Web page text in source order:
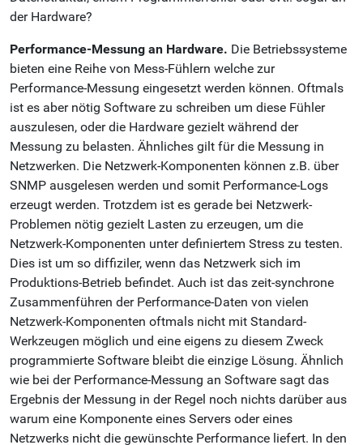
der Hardware?
Performance-Messung an Hardware. Die Betriebssysteme
bieten eine Reihe von Mess-Fühlern welche zur
Performance-Messung eingesetzt werden können. Oftmals
ist es aber nötig Software zu schreiben um diese Fühler
auszulesen, oder die Hardware gezielt während der
Messung zu belasten. Ähnliches gilt für die Messung in
Netzwerken. Die Netzwerk-Komponenten können z.B. über
SNMP ausgelesen werden und somit Performance-Logs
erzeugt werden. Trotzdem ist es gerade bei Netzwerk-
Problemen nötig gezielt Lasten zu erzeugen, um die
Netzwerk-Komponenten unter definiertem Stress zu testen.
Dies ist um so diffiziler, wenn das Netzwerk sich im
Produktions-Betrieb befindet. Auch ist das zeit-synchrone
Zusammenführen der Performance-Daten von vielen
Netzwerk-Komponenten oftmals nicht mit Standard-
Werkzeugen möglich und eine eigens zu diesem Zweck
programmierte Software bleibt die einzige Lösung. Ähnlich
wie bei der Performance-Messung an Software sagt das
Ergebnis der Messung in der Regel noch nichts darüber aus
warum eine Komponente eines Servers oder eines
Netzwerks nicht die gewünschte Performance liefert. In den